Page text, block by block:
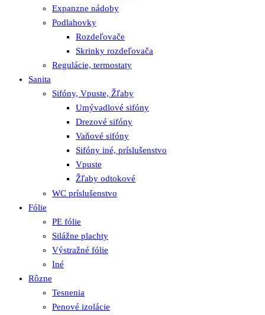
Expanzne nádoby
Podlahovky
Rozdeľovače
Skrinky rozdeľovača
Regulácie, termostaty
Sanita
Sifóny, Vpuste, Žľaby
Umývadlové sifóny
Drezové sifóny
Vaňové sifóny
Sifóny iné, príslušenstvo
Vpuste
Žľaby odtokové
WC príslušenstvo
Fólie
PE fólie
Silážne plachty
Výstražné fólie
Iné
Rôzne
Tesnenia
Penové izolácie